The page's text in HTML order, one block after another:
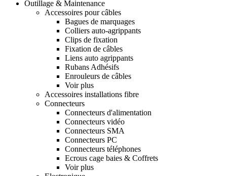
Outillage & Maintenance
Accessoires pour câbles
Bagues de marquages
Colliers auto-agrippants
Clips de fixation
Fixation de câbles
Liens auto agrippants
Rubans Adhésifs
Enrouleurs de câbles
Voir plus
Accessoires installations fibre
Connecteurs
Connecteurs d'alimentation
Connecteurs vidéo
Connecteurs SMA
Connecteurs PC
Connecteurs téléphones
Ecrous cage baies & Coffrets
Voir plus